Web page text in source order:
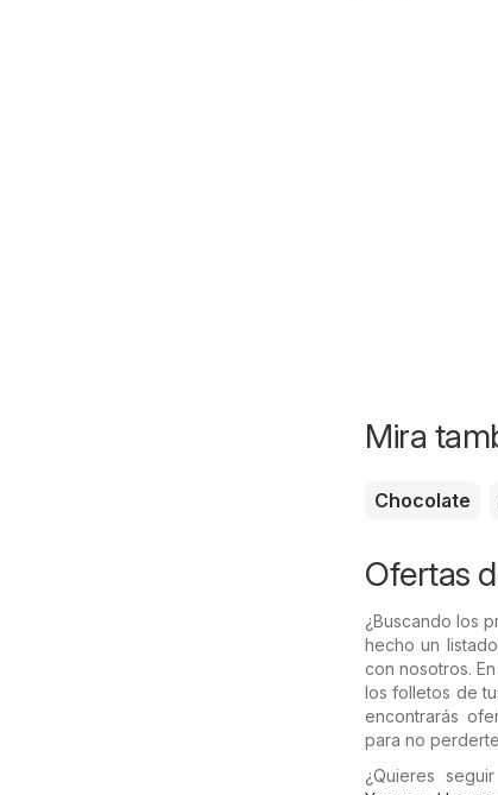
Mira
Chocolate
Ofertas
¿Buscando los
hecho un
con nosotros.
los folletos de
encontrarás
para no
¿Quieres